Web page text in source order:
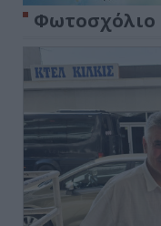
Φωτοσχόλιο